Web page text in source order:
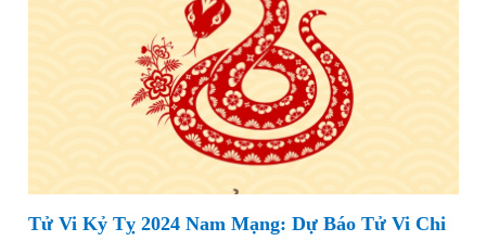
Tử Vi Kỷ Tỵ 2024 Nam Mạng: Dự Báo Tử Vi Chi